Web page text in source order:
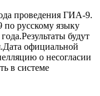
проведения ГИА-9.
русскому языку
будут
официальной
о несогласии
в системе